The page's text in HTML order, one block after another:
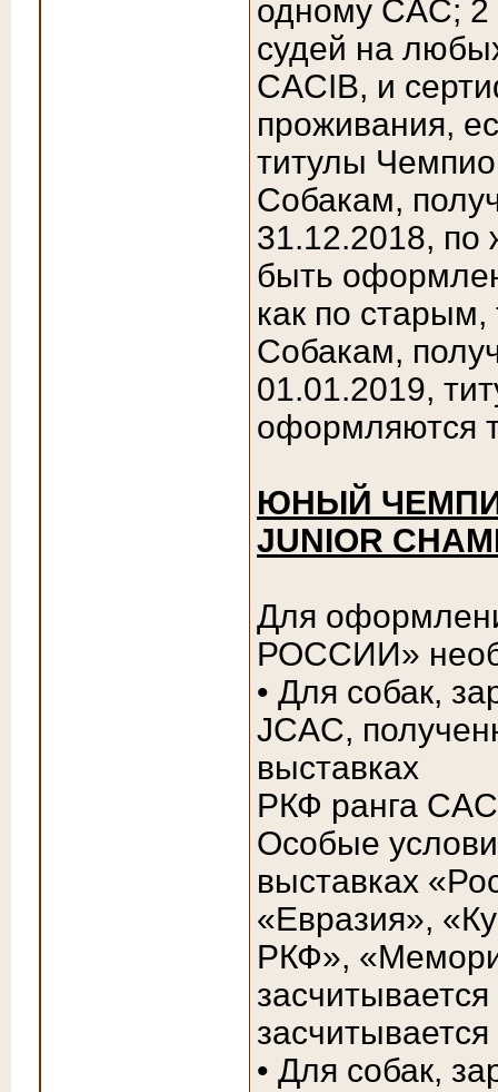
одному CAC; 2
судей на
CACIB, и
проживания,
титулы
Собакам,
31.12.2018, по
быть
как по
Собакам,
01.01.2019,
оформляются
ЮНЫЙ
JUNIOR
Для
РОССИИ»
• Для собак,
JCAC,
выставках
РКФ ранга
Особые
выставках
«Евразия»,
РКФ»,
• Для собак,